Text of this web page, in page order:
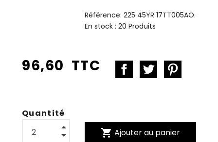
Référence:225 45YR 17TT005AO.
En stock :20 Produits
96,60 TTC
Quantité
shopping_cart Ajouter au panier